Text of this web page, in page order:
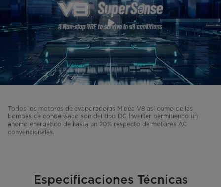
Todos los motores de evaporadoras Midea V8 así como de las
bombas de condensado son del tipo DC Inverter permitiendo un
ahorro energético de hasta un 20% respecto de motores AC
convencionales.
Especificaciones Técnicas